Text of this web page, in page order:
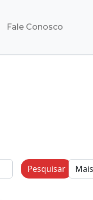
Fale Conosco
Pesquisar